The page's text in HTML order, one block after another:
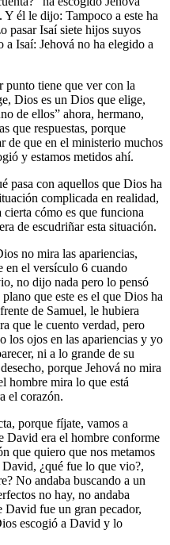
él le dijo: Tampoco a este ha
pasar Isaí siete hijos suyos
a Isaí: Jehová no ha elegido a
punto tiene que ver con la
Dios es un Dios que elige,
de ellos” ahora, hermano,
que respuestas, porque
de que en el ministerio muchos
y estamos metidos ahí.
pasa con aquellos que Dios ha
complicada en realidad,
cómo es que funciona
de escudriñar esta situación.
no mira las apariencias,
en el versículo 6 cuando
no dijo nada pero lo pensó
que este es el que Dios ha
de Samuel, le hubiera
que le cuento verdad, pero
los ojos en las apariencias y yo
ni a lo grande de su
porque Jehová no mira
hombre mira lo que está
el corazón.
porque fíjate, vamos a
David era el hombre conforme
que quiero que nos metamos
¿qué fue lo que vio?,
No andaba buscando a un
no hay, no andaba
David fue un gran pecador,
escogió a David y lo